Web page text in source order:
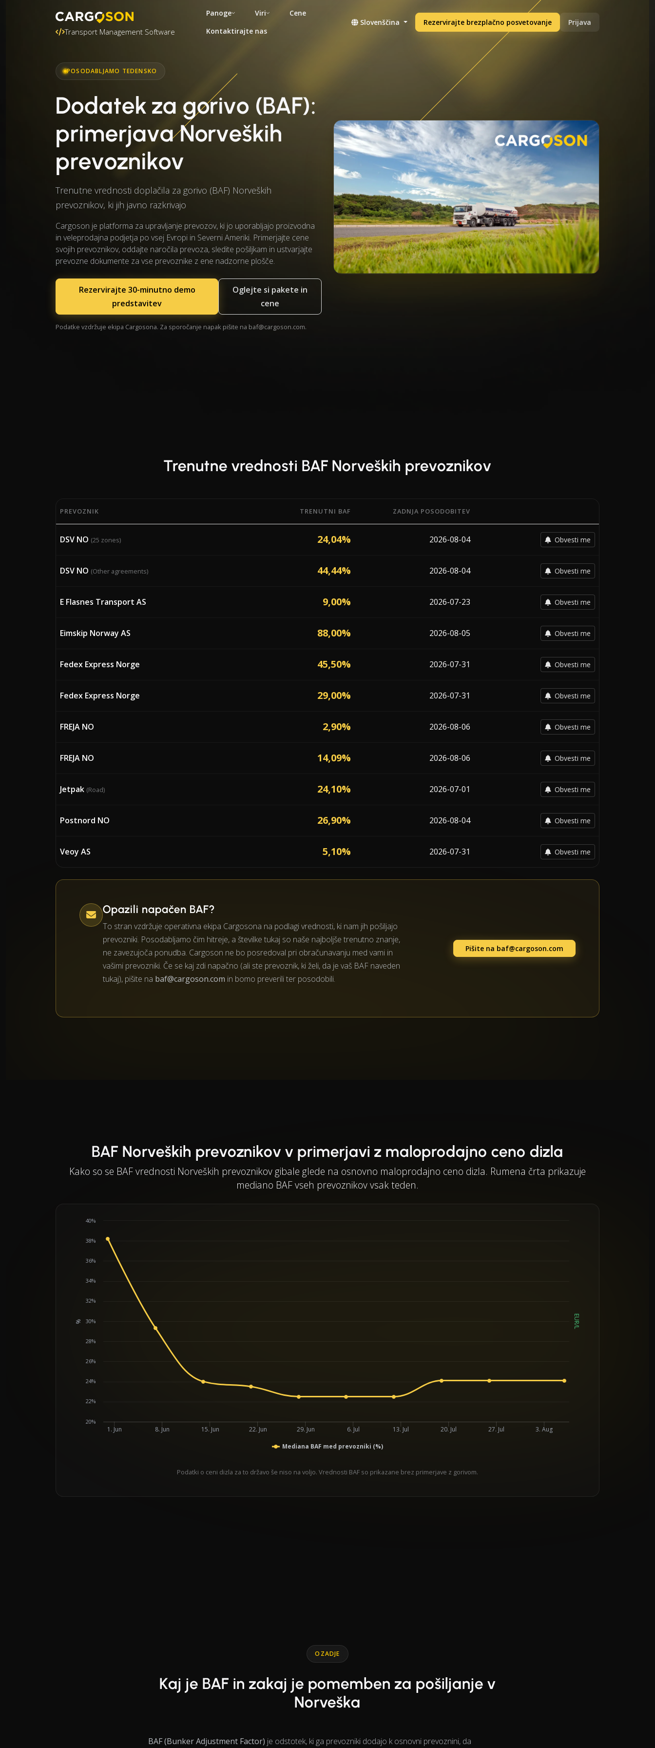
Transport Management Software
Panoge Viri
Cene
Kontaktirajte nas
Slovenščina Rezervirajte brezplačno posvetovanje Prijava
POSODABLJAMO TEDENSKO
Dodatek za gorivo (BAF):
primerjava Norveških
prevoznikov
Trenutne vrednosti doplačila za gorivo (BAF) Norveških
prevoznikov, ki jih javno razkrivajo
Cargoson je platforma za upravljanje prevozov, ki jo uporabljajo proizvodna
in veleprodajna podjetja po vsej Evropi in Severni Ameriki. Primerjajte cene
svojih prevoznikov, oddajte naročila prevoza, sledite pošiljkam in ustvarjajte
prevozne dokumente za vse prevoznike z ene nadzorne plošče.
Rezervirajte 30-minutno demo
predstavitev
Oglejte si pakete in
cene
Podatke vzdržuje ekipa Cargosona. Za sporočanje napak pišite na baf@cargoson.com.
Trenutne vrednosti BAF Norveških prevoznikov
Trenutni odstotki BAF (Bunker Adjustment Factor) od 11 prevoznikov, ki delujejo v Norveška, z datumom zadnje spremembe vsakega prevoznika.
PREVOZNIK TRENUTNI BAF ZADNJA POSODOBITEV
DSV NO (25 zones) 24,04% 2026-08-04 Obvesti me
DSV NO (Other agreements) 44,44% 2026-08-04 Obvesti me
E Flasnes Transport AS 9,00% 2026-07-23 Obvesti me
Eimskip Norway AS 88,00% 2026-08-05 Obvesti me
Fedex Express Norge 45,50% 2026-07-31 Obvesti me
Fedex Express Norge 29,00% 2026-07-31 Obvesti me
FREJA NO 2,90% 2026-08-06 Obvesti me
FREJA NO 14,09% 2026-08-06 Obvesti me
Jetpak (Road) 24,10% 2026-07-01 Obvesti me
Postnord NO 26,90% 2026-08-04 Obvesti me
Veoy AS 5,10% 2026-07-31 Obvesti me
Opazili napačen BAF?
To stran vzdržuje operativna ekipa Cargosona na podlagi vrednosti, ki nam jih pošiljajo
prevozniki. Posodabljamo čim hitreje, a številke tukaj so naše najboljše trenutno znanje,
ne zavezujoča ponudba. Cargoson ne bo posredoval pri obračunavanju med vami in
vašimi prevozniki. Če se kaj zdi napačno (ali ste prevoznik, ki želi, da je vaš BAF naveden
tukaj), pišite na baf@cargoson.com in bomo preverili ter posodobili.
Pišite na baf@cargoson.com
BAF Norveških prevoznikov v primerjavi z maloprodajno ceno dizla
Kako so se BAF vrednosti Norveških prevoznikov gibale glede na osnovno maloprodajno ceno dizla. Rumena črta prikazuje
mediano BAF vseh prevoznikov vsak teden.
% EUR/L
Mediana BAF med prevozniki (%)
1. Jun 8. Jun 15. Jun 22. Jun 29. Jun 6. Jul 13. Jul 20. Jul 27. Jul 3. Aug
20%
22%
24%
26%
28%
30%
32%
34%
36%
38%
40%
Podatki o ceni dizla za to državo še niso na voljo. Vrednosti BAF so prikazane brez primerjave z gorivom.
OZADJE
Kaj je BAF in zakaj je pomemben za pošiljanje v
Norveška
BAF (Bunker Adjustment Factor) je odstotek, ki ga prevozniki dodajo k osnovni prevoznini, da